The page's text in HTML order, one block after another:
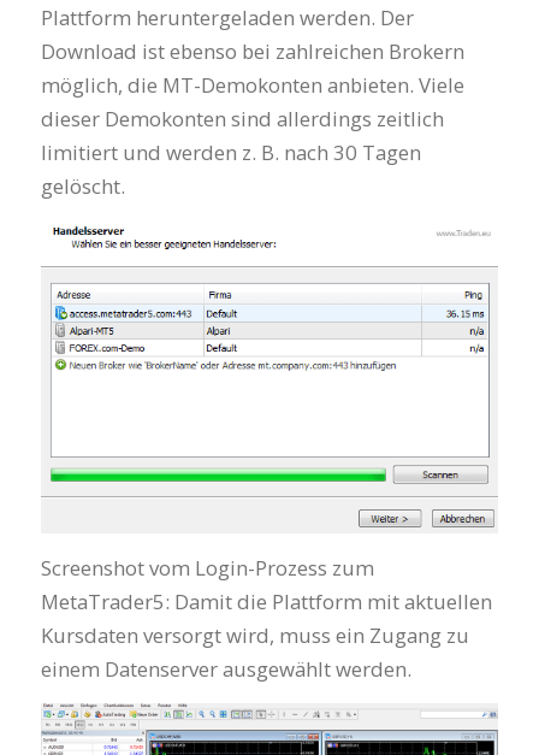
Plattform heruntergeladen werden. Der
Download ist ebenso bei zahlreichen Brokern
möglich, die MT-Demokonten anbieten. Viele
dieser Demokonten sind allerdings zeitlich
limitiert und werden z. B. nach 30 Tagen
gelöscht.
Screenshot vom Login-Prozess zum
MetaTrader5: Damit die Plattform mit aktuellen
Kursdaten versorgt wird, muss ein Zugang zu
einem Datenserver ausgewählt werden.